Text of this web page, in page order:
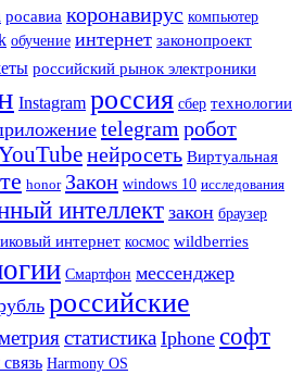
росавиа коронавирус компьютер
обучение интернет законопроект
российский рынок электроники
Instagram россия сбер технологии
telegram робот
нейросеть Виртуальная
honor Закон windows 10 исследования
интеллектзакон браузер
интернет космос wildberries
Смартфон мессенджер
российские
статистика Iphone софт
Harmony OS